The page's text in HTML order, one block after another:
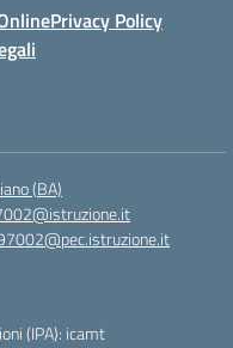
Privacy Policy
(BA)
(IPA): icamt